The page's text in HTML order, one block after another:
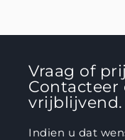
Vraag of
Contacteer
vrijblijvend.
Indien u dat